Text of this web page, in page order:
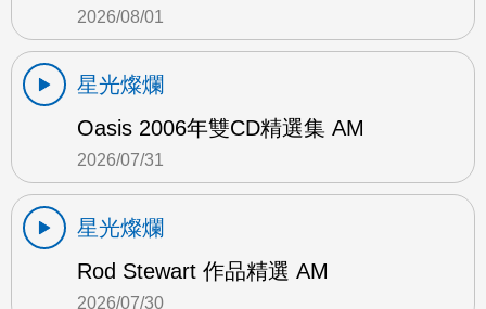
2026/08/01
星光燦爛
Oasis 2006年雙CD精選集 AM
2026/07/31
星光燦爛
Rod Stewart 作品精選 AM
2026/07/30